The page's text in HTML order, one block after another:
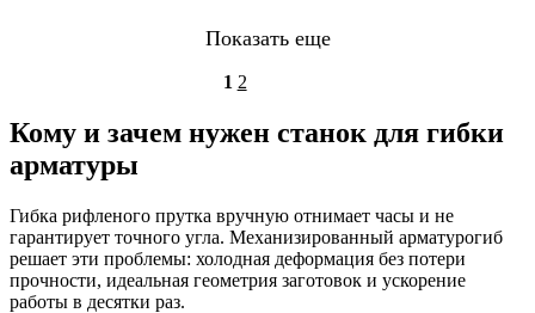
Показать еще
1 2
Кому и зачем нужен станок для гибки
арматуры
Гибка рифленого прутка вручную отнимает часы и не
гарантирует точного угла. Механизированный арматурогиб
решает эти проблемы: холодная деформация без потери
прочности, идеальная геометрия заготовок и ускорение
работы в десятки раз.